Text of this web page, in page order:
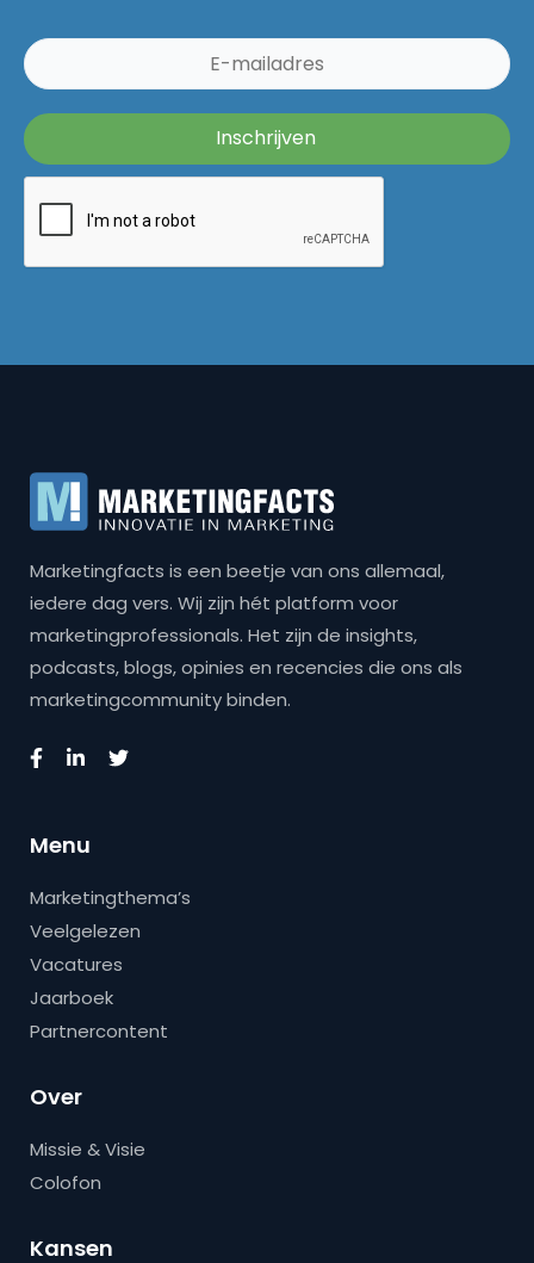
Marketingfacts is een beetje van ons allemaal,
iedere dag vers. Wij zijn hét platform voor
marketingprofessionals. Het zijn de insights,
podcasts, blogs, opinies en recencies die ons als
marketingcommunity binden.
Menu
Marketingthema’s
Veelgelezen
Vacatures
Jaarboek
Partnercontent
Over
Missie & Visie
Colofon
Kansen